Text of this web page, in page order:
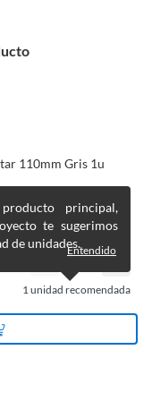
110mm Gris 1u
1unidad recomendada
principal,
te sugerimos
de unidades.Entendido